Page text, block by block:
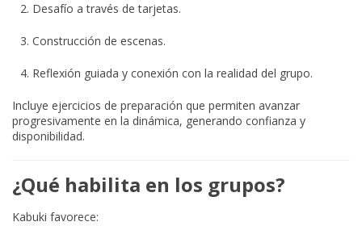
Desafío a través de tarjetas.
Construcción de escenas.
Reflexión guiada y conexión con la realidad del grupo.
Incluye ejercicios de preparación que permiten avanzar
progresivamente en la dinámica, generando confianza y
disponibilidad.
¿Qué habilita en los grupos?
Kabuki favorece: